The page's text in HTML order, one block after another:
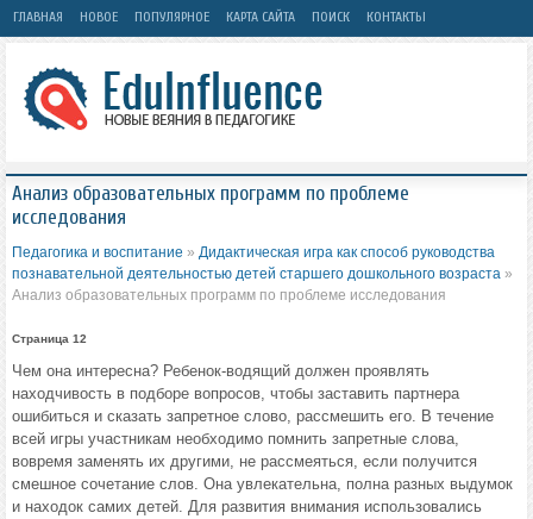
ГЛАВНАЯ НОВОЕ ПОПУЛЯРНОЕ КАРТА САЙТА ПОИСК КОНТАКТЫ
Анализ образовательных программ по проблеме
исследования
Педагогика и воспитание » Дидактическая игра как способ руководства
познавательной деятельностью детей старшего дошкольного возраста »
Анализ образовательных программ по проблеме исследования
Страница 12
Чем она интересна? Ребенок-водящий должен проявлять
находчивость в подборе вопросов, чтобы заставить партнера
ошибиться и сказать запретное слово, рассмешить его. В течение
всей игры участникам необходимо помнить запретные слова,
вовремя заменять их другими, не рассмеяться, если получится
смешное сочетание слов. Она увлекательна, полна разных выдумок
и находок самих детей. Для развития внимания использовались